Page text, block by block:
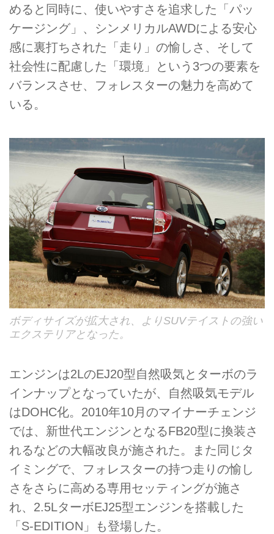
めると同時に、使いやすさを追求した「パッ
ケージング」、シンメリカルAWDによる安心
感に裏打ちされた「走り」の愉しさ、そして
社会性に配慮した「環境」という3つの要素を
バランスさせ、フォレスターの魅力を高めて
いる。
ボディサイズが拡大され、よりSUVテイストの強い
エクステリアとなった。
エンジンは2LのEJ20型自然吸気とターボのラ
インナップとなっていたが、自然吸気モデル
はDOHC化。2010年10月のマイナーチェンジ
では、新世代エンジンとなるFB20型に換装さ
れるなどの大幅改良が施された。また同じタ
イミングで、フォレスターの持つ走りの愉し
さをさらに高める専用セッティングが施さ
れ、2.5LターボEJ25型エンジンを搭載した
「S-EDITION」も登場した。